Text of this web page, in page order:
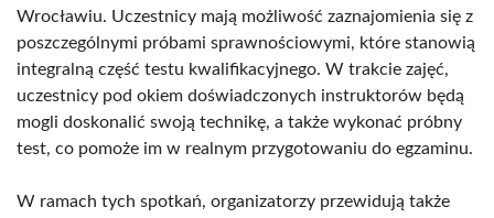
Wrocławiu. Uczestnicy mają możliwość zaznajomienia się z
poszczególnymi próbami sprawnościowymi, które stanowią
integralną część testu kwalifikacyjnego. W trakcie zajęć,
uczestnicy pod okiem doświadczonych instruktorów będą
mogli doskonalić swoją technikę, a także wykonać próbny
test, co pomoże im w realnym przygotowaniu do egzaminu.
W ramach tych spotkań, organizatorzy przewidują także